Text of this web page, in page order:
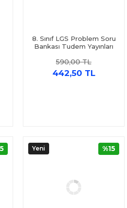
8. Sınıf LGS Problem Soru
Bankası Tudem Yayınları
590,00 TL
442,50 TL
Yeni %15